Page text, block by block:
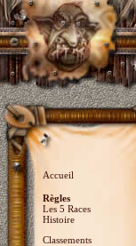
Accueil
Règles
Les 5 Races
Histoire
Classements